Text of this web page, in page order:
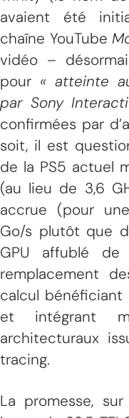
avaient été
chaîne YouTube
vidéo –
pour « atteinte
par Sony
confirmées par
soit, il est
de la PS5 actuel
(au lieu de 3,6
accrue (pour
Go/s plutôt que
GPU affublé
remplacement
calcul bénéficiant
et intégrant
architecturaux
tracing.
La promesse,